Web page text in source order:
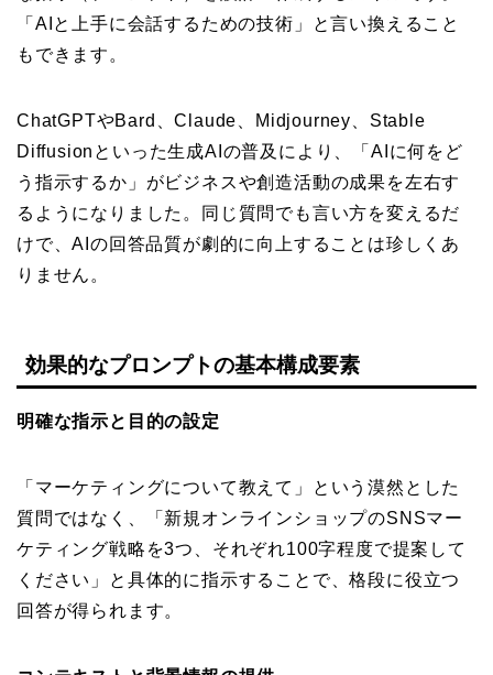
「AIと上手に会話するための技術」と言い換えること
もできます。
ChatGPTやBard、Claude、Midjourney、Stable
Diffusionといった生成AIの普及により、「AIに何をど
う指示するか」がビジネスや創造活動の成果を左右す
るようになりました。同じ質問でも言い方を変えるだ
けで、AIの回答品質が劇的に向上することは珍しくあ
りません。
効果的なプロンプトの基本構成要素
明確な指示と目的の設定
「マーケティングについて教えて」という漠然とした
質問ではなく、「新規オンラインショップのSNSマー
ケティング戦略を3つ、それぞれ100字程度で提案して
ください」と具体的に指示することで、格段に役立つ
回答が得られます。